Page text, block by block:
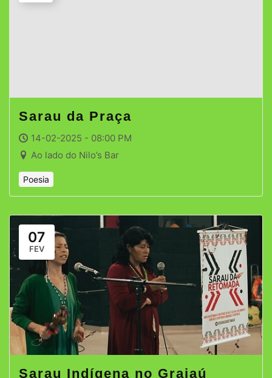
Sarau da Praça
14-02-2025 - 08:00 PM
Ao lado do Nilo’s Bar
Poesia
07
FEV
Sarau Indígena no Grajaú